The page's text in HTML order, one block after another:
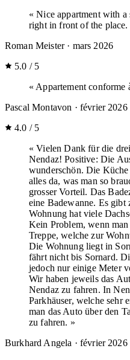
« Nice appartment with
right in front of the place.
Roman Meister· mars 2026
5.0 / 5
« Appartement conforme
Pascal Montavon · février 2026
4.0 / 5
« Vielen Dank für die
Nendaz! Positive: Die
wunderschön. Die
alles da, was man so
grosser Vorteil. Das
eine Badewanne. Es
Wohnung hat viele
Kein Problem, wenn
Treppe, welche zur
Die Wohnung liegt in
fährt nicht bis Sornard.
jedoch nur einige Meter
Wir haben jeweils das
Nendaz zu fahren. In
Parkhäuser, welche sehr
man das Auto über den
zu fahren. »
Burkhard Angela · février 2026